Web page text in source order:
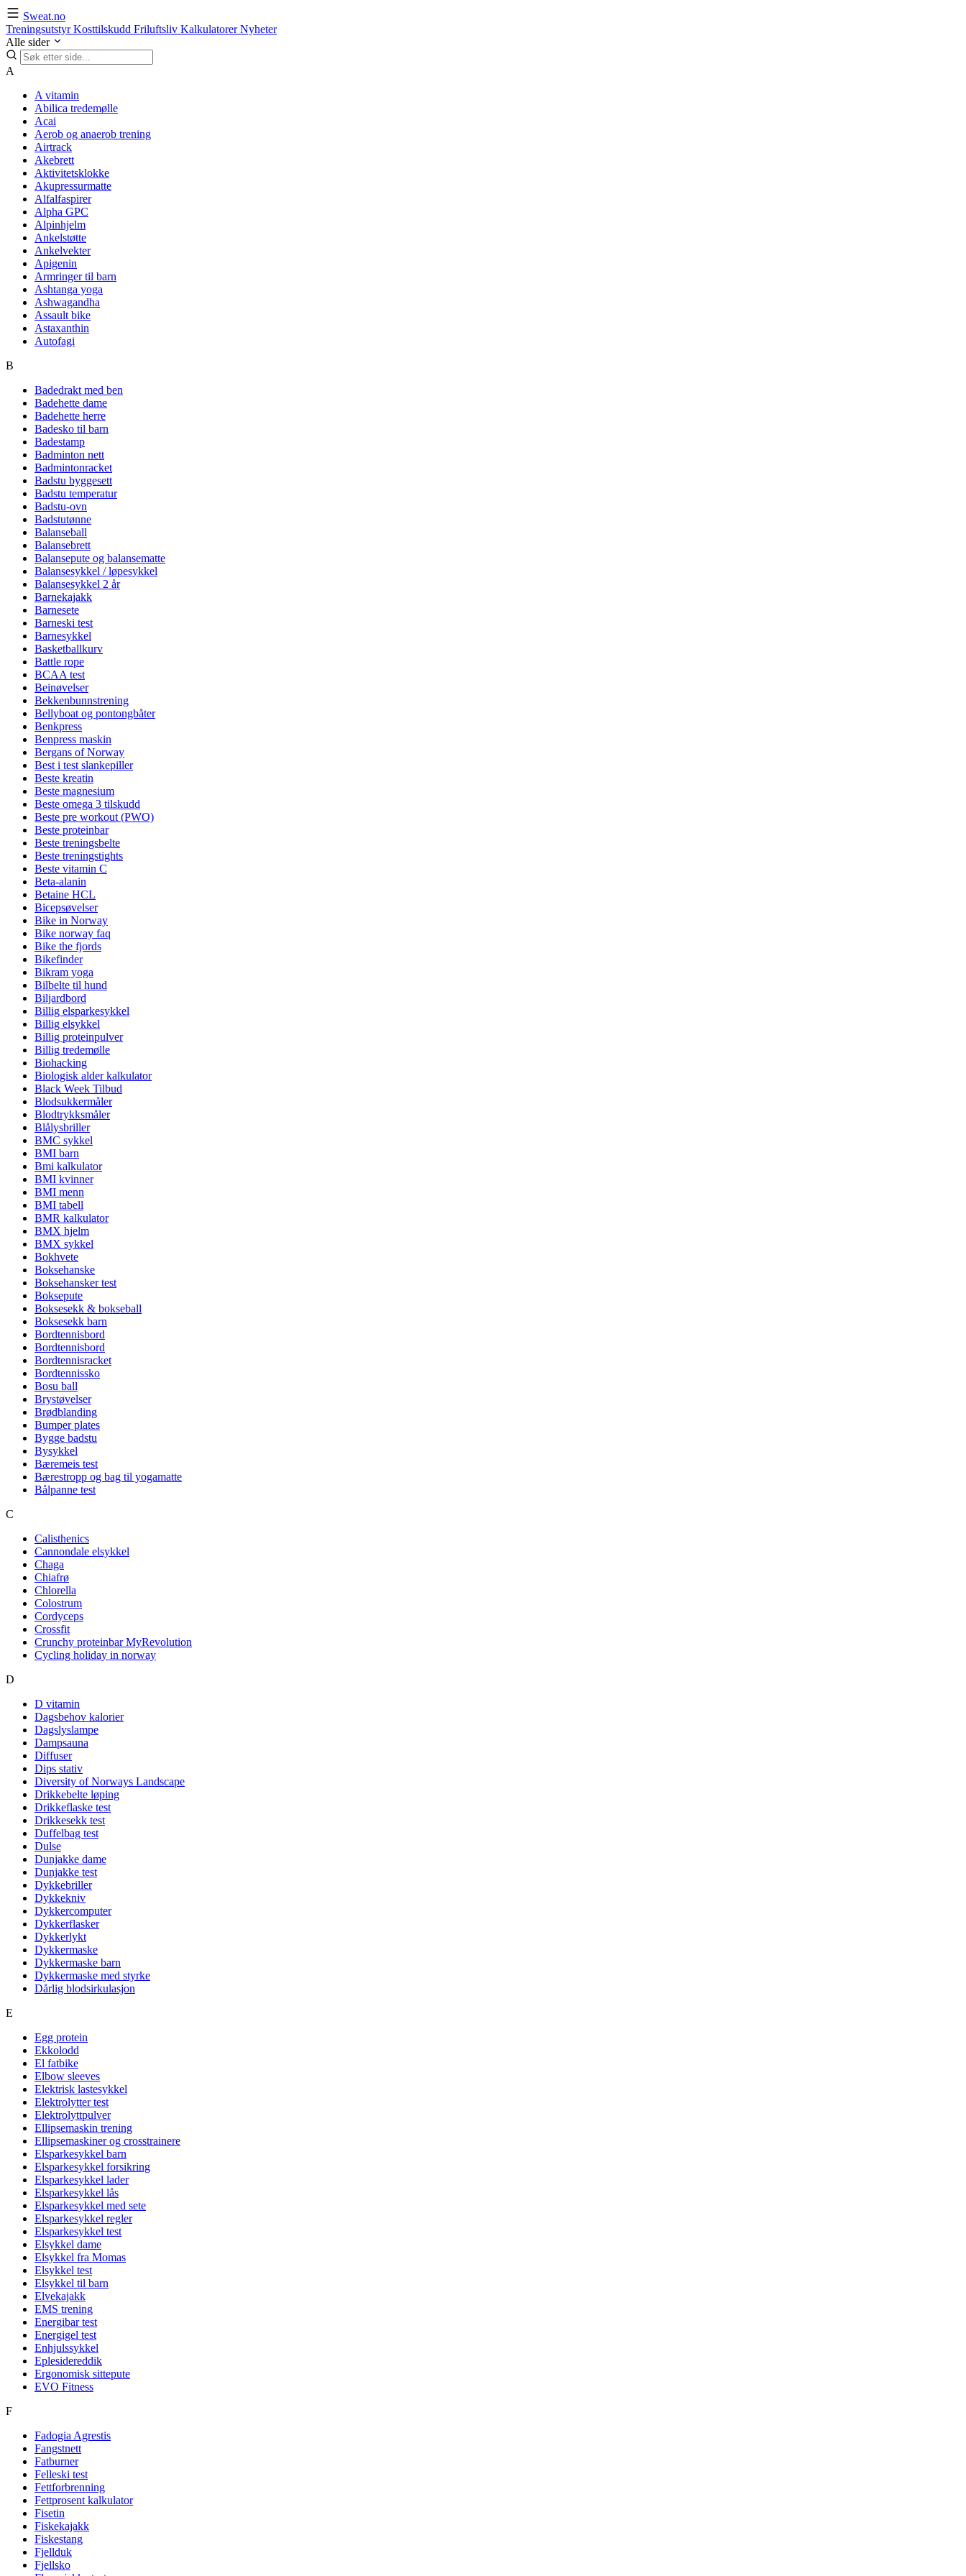
Sweat.no
TreningsutstyrKosttilskudd Friluftsliv KalkulatorerNyheter
Alle sider
A
A vitamin
Abilica tredemølle
Acai
Aerob og anaerob trening
Airtrack
Akebrett
Aktivitetsklokke
Akupressurmatte
Alfalfaspirer
Alpha GPC
Alpinhjelm
Ankelstøtte
Ankelvekter
Apigenin
Armringer til barn
Ashtanga yoga
Ashwagandha
Assault bike
Astaxanthin
Autofagi
B
Badedrakt med ben
Badehette dame
Badehette herre
Badesko til barn
Badestamp
Badminton nett
Badmintonracket
Badstu byggesett
Badstu temperatur
Badstu-ovn
Badstutønne
Balanseball
Balansebrett
Balansepute og balansematte
Balansesykkel / løpesykkel
Balansesykkel 2 år
Barnekajakk
Barnesete
Barneski test
Barnesykkel
Basketballkurv
Battle rope
BCAA test
Beinøvelser
Bekkenbunnstrening
Bellyboat og pontongbåter
Benkpress
Benpress maskin
Bergans of Norway
Best i test slankepiller
Beste kreatin
Beste magnesium
Beste omega 3 tilskudd
Beste pre workout (PWO)
Beste proteinbar
Beste treningsbelte
Beste treningstights
Beste vitamin C
Beta-alanin
Betaine HCL
Bicepsøvelser
Bike in Norway
Bike norway faq
Bike the fjords
Bikefinder
Bikram yoga
Bilbelte til hund
Biljardbord
Billig elsparkesykkel
Billig elsykkel
Billig proteinpulver
Billig tredemølle
Biohacking
Biologisk alder kalkulator
Black Week Tilbud
Blodsukkermåler
Blodtrykksmåler
Blålysbriller
BMC sykkel
BMI barn
Bmi kalkulator
BMI kvinner
BMI menn
BMI tabell
BMR kalkulator
BMX hjelm
BMX sykkel
Bokhvete
Boksehanske
Boksehansker test
Boksepute
Boksesekk & bokseball
Boksesekk barn
Bordtennisbord
Bordtennisbord
Bordtennisracket
Bordtennissko
Bosu ball
Brystøvelser
Brødblanding
Bumper plates
Bygge badstu
Bysykkel
Bæremeis test
Bærestropp og bag til yogamatte
Bålpanne test
C
Calisthenics
Cannondale elsykkel
Chaga
Chiafrø
Chlorella
Colostrum
Cordyceps
Crossfit
Crunchy proteinbar MyRevolution
Cycling holiday in norway
D
D vitamin
Dagsbehov kalorier
Dagslyslampe
Dampsauna
Diffuser
Dips stativ
Diversity of Norways Landscape
Drikkebelte løping
Drikkeflaske test
Drikkesekk test
Duffelbag test
Dulse
Dunjakke dame
Dunjakke test
Dykkebriller
Dykkekniv
Dykkercomputer
Dykkerflasker
Dykkerlykt
Dykkermaske
Dykkermaske barn
Dykkermaske med styrke
Dårlig blodsirkulasjon
E
Egg protein
Ekkolodd
El fatbike
Elbow sleeves
Elektrisk lastesykkel
Elektrolytter test
Elektrolyttpulver
Ellipsemaskin trening
Ellipsemaskiner og crosstrainere
Elsparkesykkel barn
Elsparkesykkel forsikring
Elsparkesykkel lader
Elsparkesykkel lås
Elsparkesykkel med sete
Elsparkesykkel regler
Elsparkesykkel test
Elsykkel dame
Elsykkel fra Momas
Elsykkel test
Elsykkel til barn
Elvekajakk
EMS trening
Energibar test
Energigel test
Enhjulssykkel
Eplesidereddik
Ergonomisk sittepute
EVO Fitness
F
Fadogia Agrestis
Fangstnett
Fatburner
Felleski test
Fettforbrenning
Fettprosent kalkulator
Fisetin
Fiskekajakk
Fiskestang
Fjellduk
Fjellsko